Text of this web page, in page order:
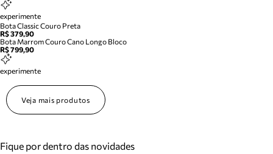
experimente
Bota Classic Couro Preta
R$ 379,90
Bota Marrom Couro Cano Longo Bloco
R$ 799,90
experimente
Veja mais produtos
Fique por dentro das novidades